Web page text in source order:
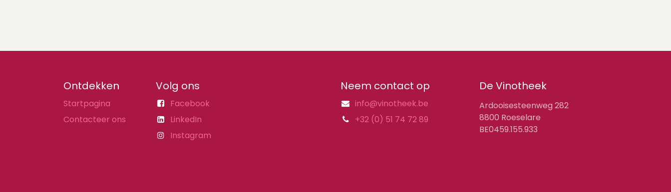
Ontdekken
Startpagina
Contacteer ons
Volg ons
Facebook
LinkedIn
Instagram
De Vinotheek
Ardooisesteenweg 282
8800 Roeselare
BE0459.155.933
Neem contact op
info@vinotheek.be
+32 (0) 51 74 72 89